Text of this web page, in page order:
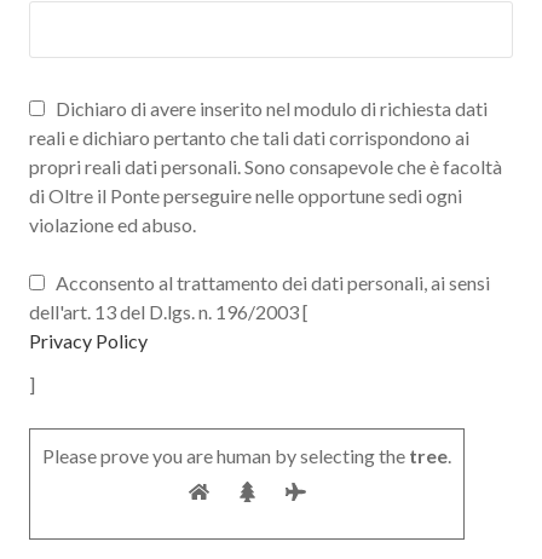
Dichiaro di avere inserito nel modulo di richiesta dati
reali e dichiaro pertanto che tali dati corrispondono ai
propri reali dati personali. Sono consapevole che è facoltà
di Oltre il Ponte perseguire nelle opportune sedi ogni
violazione ed abuso.
Acconsento al trattamento dei dati personali, ai sensi
dell'art. 13 del D.lgs. n. 196/2003 [
Privacy Policy
]
Please prove you are human by selecting the tree